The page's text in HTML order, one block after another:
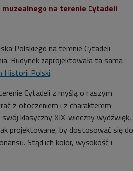
muzealnego na terenie Cytadeli
Polskiego na terenie Cytadeli
Budynek zaprojektowała ta sama
Historii Polski.
Cytadeli z myślą o naszym
z otoczeniem i z charakterem
klasyczny XIX-wieczny wydźwięk,
projektowane, by dostosować się do
Stąd ich kolor, wysokość i